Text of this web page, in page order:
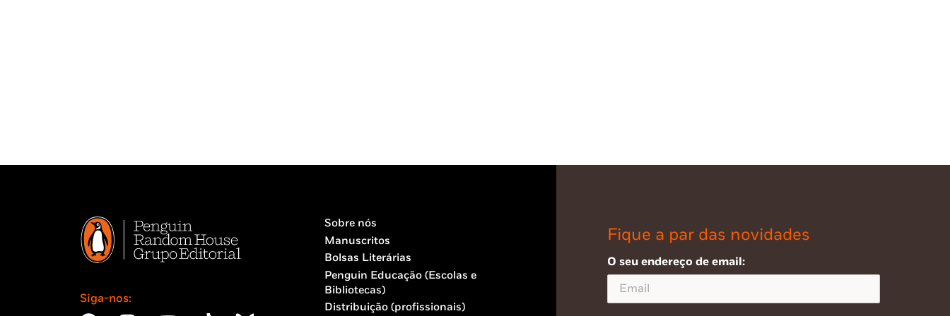
Siga-nos:
Sobre nós
Manuscritos
Bolsas Literárias
Penguin Educação (Escolas e
Bibliotecas)
Distribuição (profissionais)
Fique a par das novidades
O seu endereço de email: